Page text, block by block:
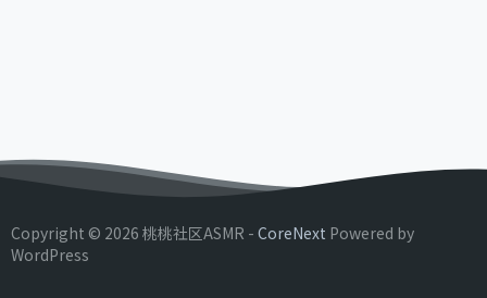
Copyright © 2026 桃桃社区ASMR - CoreNext Powered by
WordPress